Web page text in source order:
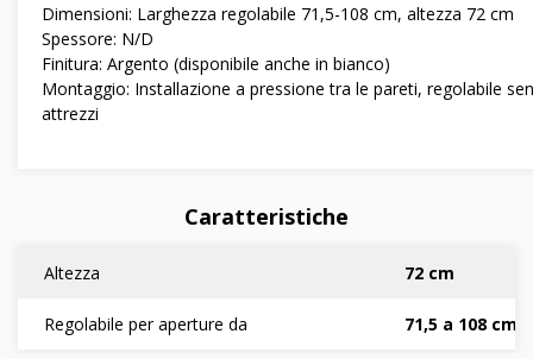
Dimensioni: Larghezza regolabile 71,5-108 cm, altezza 72 cm
Spessore: N/D
Finitura: Argento (disponibile anche in bianco)
Montaggio: Installazione a pressione tra le pareti, regolabile
attrezzi
Caratteristiche
Altezza 72 cm
Regolabile per aperture da 71,5 a 108 cm